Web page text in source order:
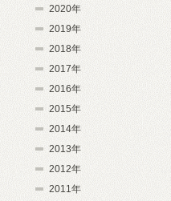
2020年
2019年
2018年
2017年
2016年
2015年
2014年
2013年
2012年
2011年